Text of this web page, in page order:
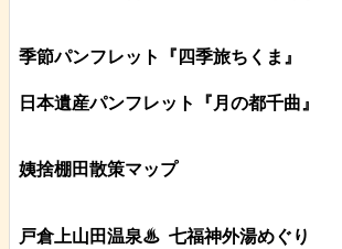
季節パンフレット『四季旅ちくま』
日本遺産パンフレット 『月の都千曲 』
姨捨棚田散策マップ
戸倉上山田温泉♨ 七福神外湯めぐり